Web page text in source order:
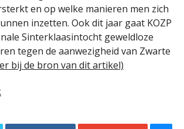
en op welke manieren men zich
inzetten. Ook dit jaar gaat KOZP
Sinterklaasintocht geweldloze
tegen de aanwezigheid van Zwarte
bij de bron van dit artikel)